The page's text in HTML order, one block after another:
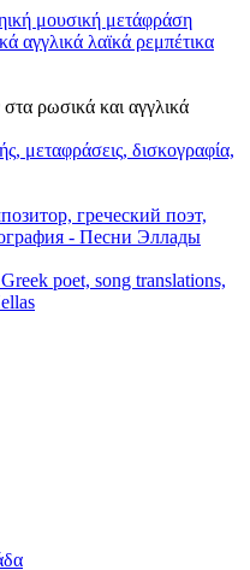
ρωσικά και αγγλικά